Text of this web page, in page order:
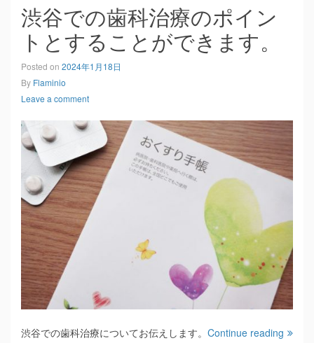
渋谷での歯科治療のポイン
トとすることができます。
Posted on 2024年1月18日
By Flaminio
Leave a comment
渋谷での歯科治療についてお伝えします。 Continue reading